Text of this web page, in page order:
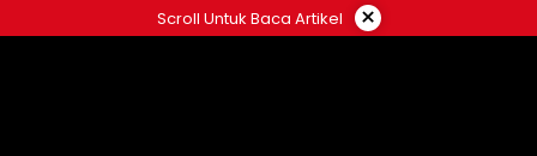
to
Scroll Untuk Baca Artikel ×